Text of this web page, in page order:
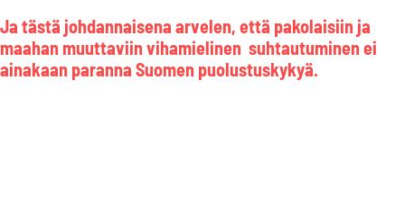
Ja tästä johdannaisena arvelen, että pakolaisiin ja
maahan muuttaviin vihamielinen suhtautuminen ei
ainakaan paranna Suomen puolustuskykyä.